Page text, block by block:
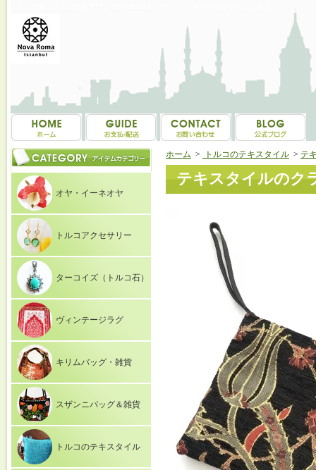
オヤ・イーネオヤ
トルコアクセサリー
ターコイズ（トルコ石）
ヴィンテージラグ
キリムバッグ・雑貨
スザンニバッグ＆雑貨
トルコのテキスタイル
ホーム > トルコのテキスタイル > テ
テキスタイルのク